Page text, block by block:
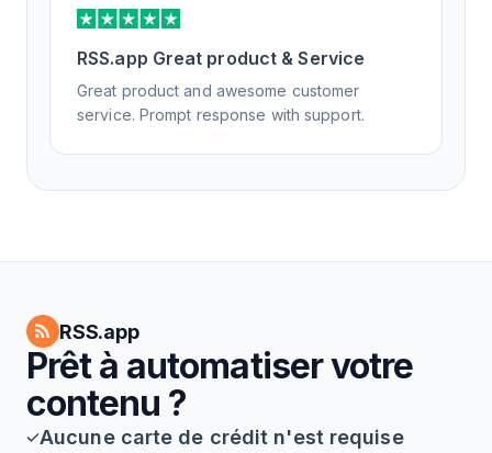
RSS.app Great product & Service
Great product and awesome customer
service. Prompt response with support.
RSS.app
Prêt à automatiser votre
contenu ?
Aucune carte de crédit n'est requise